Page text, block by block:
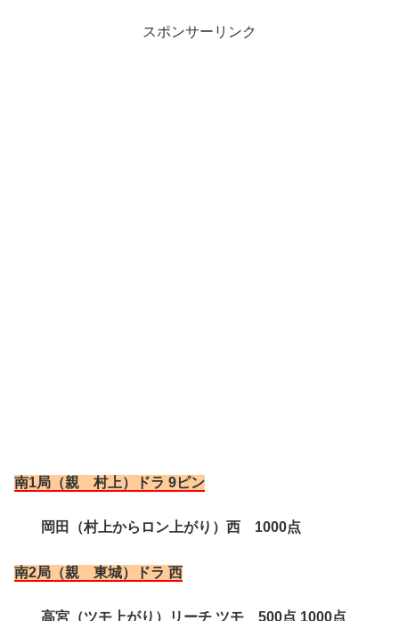
スポンサーリンク
南1局（親 村上）ドラ 9ピン
岡田（村上からロン上がり）西 1000点
南2局（親 東城）ドラ 西
高宮（ツモ上がり）リーチ ツモ 500点 1000点